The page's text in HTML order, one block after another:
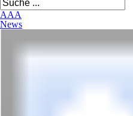
AAA
News